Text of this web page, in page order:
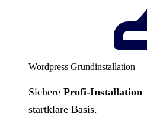
Wordpress Grundinstallation
Sichere Profi-Installation
startklare Basis.